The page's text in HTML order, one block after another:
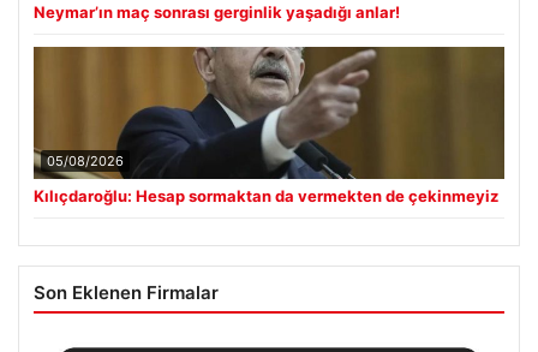
Neymar’ın maç sonrası gerginlik yaşadığı anlar!
05/08/2026
Kılıçdaroğlu: Hesap sormaktan da vermekten de çekinmeyiz
Son Eklenen Firmalar